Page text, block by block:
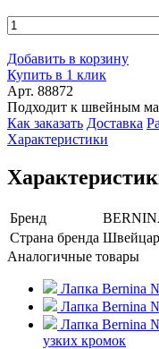
Добавить в корзину
Купить в 1 клик
Арт. 88872
Подходит к швейным
Как заказать Доставка
Характеристики
Бренд
Страна бренда
Аналогичные товары
Лапка Bernina
Лапка Bernina
Лапка Bernina
узких кромок